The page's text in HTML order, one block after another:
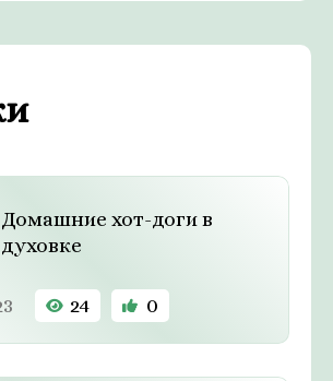
Домашние хот-доги в
духовке
24 0